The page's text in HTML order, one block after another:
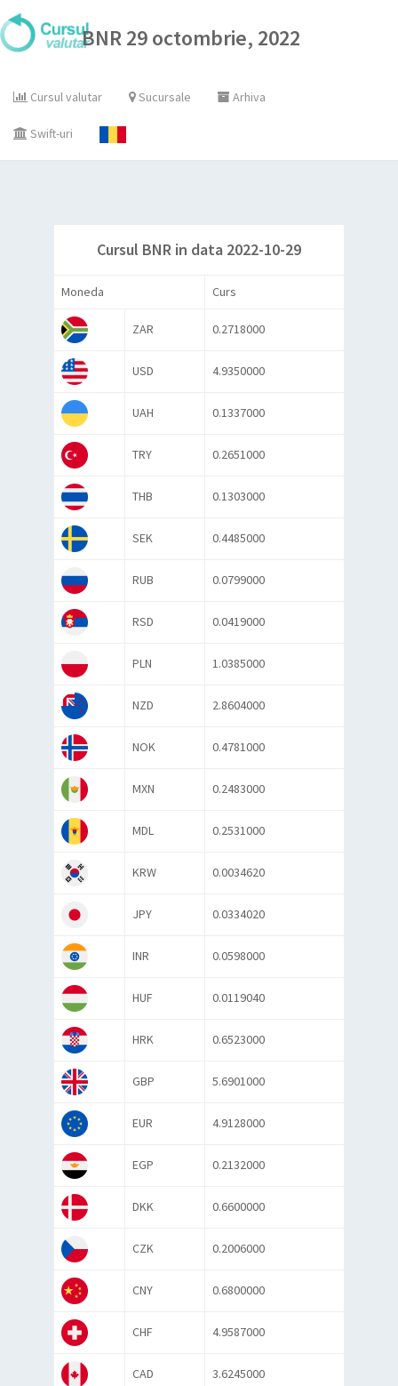
BNR 29 octombrie, 2022
Cursul valutar Sucursale Arhiva
Swift-uri
Cursul BNR in data 2022-10-29
Moneda Curs
ZAR 0.2718000
USD 4.9350000
UAH 0.1337000
TRY 0.2651000
THB 0.1303000
SEK 0.4485000
RUB 0.0799000
RSD 0.0419000
PLN 1.0385000
NZD 2.8604000
NOK 0.4781000
MXN 0.2483000
MDL 0.2531000
KRW 0.0034620
JPY 0.0334020
INR 0.0598000
HUF 0.0119040
HRK 0.6523000
GBP 5.6901000
EUR 4.9128000
EGP 0.2132000
DKK 0.6600000
CZK 0.2006000
CNY 0.6800000
CHF 4.9587000
CAD 3.6245000